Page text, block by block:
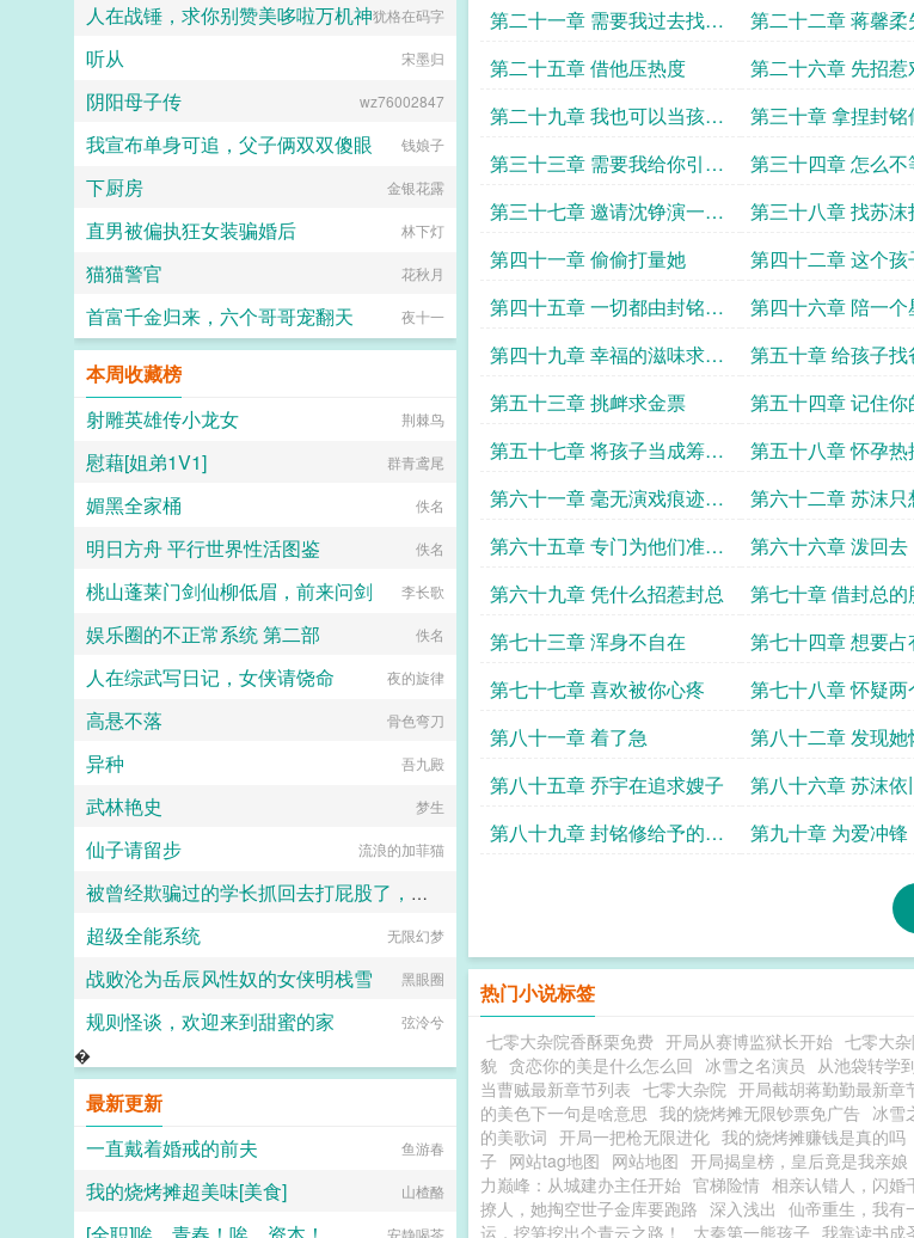
第二十一章 需要我过去找你
吗
第二十二章 蒋馨柔
第二十五章 借他压热度
第二十六章 先招惹
不是我
第二十九章 我也可以当孩子
爸爸
第三十章 拿捏封铭
第三十三章 需要我给你引荐
乔总吗
第三十四章 怎么不
再来
第三十七章 邀请沈铮演一场
戏
第三十八章 找苏沫
第四十一章 偷偷打量她
第四十二章 这个孩
无缘
第四十五章 一切都由封铭修
买单
第四十六章 陪一个
第四十九章 幸福的滋味求金
票
第五十章 给孩子找
票
第五十三章 挑衅求金票
第五十四章 记住你
金票
第五十七章 将孩子当成筹码
的坏女人
第五十八章 怀孕
第六十一章 毫无演戏痕迹求
金票
第六十二章 苏沫只
婚
第六十五章 专门为他们准备
的好戏
第六十六章 泼回去
第六十九章 凭什么招惹封总
第七十章 借封总的
第七十三章 浑身不自在
第七十四章 想要
第七十七章 喜欢被你心疼
第七十八章 怀疑两
系
第八十一章 着了急
第八十二章 发现她
第八十五章 乔宇在追求嫂子
第八十六章 苏沫依
人
第八十九章 封铭修给予的好
第九十章 为爱冲锋
热门小说标签
七零大杂院香酥栗免费 开局从赛博监狱长开始 七零大
貌 贪恋你的美是什么怎么回 冰雪之名演员 从池袋转学
当曹贼最新章节列表 七零大杂院 开局截胡蒋勤勤最新章
的美色下一句是啥意思 我的烧烤摊无限钞票免广告 冰雪
的美歌词 开局一把枪无限进化 我的烧烤摊赚钱是真的吗
子 网站tag地图 网站地图 开局揭皇榜，皇后竟是我亲娘
力巅峰：从城建办主任开始 官梯险情 相亲认错人，闪婚
撩人，她掏空世子金库要跑路 深入浅出 仙帝重生，我有
运，挖笋挖出个青云之路！
大秦第一熊孩子 我靠读书成
人在战锤，求你别赞美哆啦万机神犹格在码字
听从 宋墨归
阴阳母子传 wz76002847
我宣布单身可追，父子俩双双傻眼 钱娘子
下厨房 金银花露
直男被偏执狂女装骗婚后 林下灯
猫猫警官 花秋月
首富千金归来，六个哥哥宠翻天 夜十一
本周收藏榜
射雕英雄传小龙女
荆棘鸟
慰藉[姐弟1V1] 群青鸢尾
媚黑全家桶 佚名
明日方舟 平行世界性活图鉴 佚名
桃山蓬莱门剑仙柳低眉，前来问剑 李长歌
娱乐圈的不正常系统 第二部 佚名
人在综武写日记，女侠请饶命 夜的旋律
高悬不落 骨色弯刀
异种 吾九殿
武林艳史 梦生
仙子请留步 流浪的加菲猫
被曾经欺骗过的学长抓回去打屁股了，嘤嘤（1v1 sp）
酒色馒头
超级全能系统 无限幻梦
战败沦为岳辰风性奴的女侠明栈雪 黑眼圈
规则怪谈，欢迎来到甜蜜的家 弦泠兮
�
最新更新
一直戴着婚戒的前夫
鱼游春
我的烧烤摊超美味[美食] 山楂酪
安静喝茶